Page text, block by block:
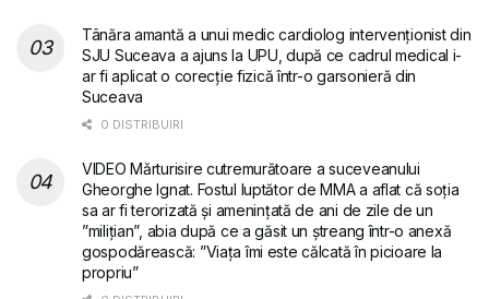
Tânăra amantă a unui medic cardiolog intervenționist din
SJU Suceava a ajuns la UPU, după ce cadrul medical i-
ar fi aplicat o corecție fizică într-o garsonieră din
Suceava
0 DISTRIBUIRI
VIDEO Mărturisire cutremurătoare a suceveanului
Gheorghe Ignat. Fostul luptător de MMA a aflat că soția
sa ar fi terorizată și amenințată de ani de zile de un
”milițian”, abia după ce a găsit un ștreang într-o anexă
gospodărească: ”Viața îmi este călcată în picioare la
propriu”